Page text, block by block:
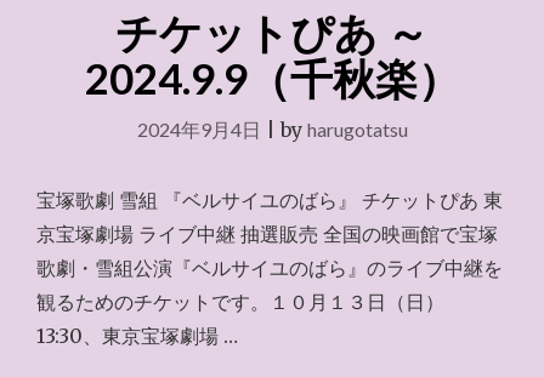
チケットぴあ ～
2024.9.9（千秋楽）
2024年9月4日 |by harugotatsu
宝塚歌劇 雪組 『ベルサイユのばら』 チケットぴあ 東
京宝塚劇場 ライブ中継 抽選販売 全国の映画館で宝塚
歌劇・雪組公演『ベルサイユのばら』のライブ中継を
観るためのチケットです。１０月１３日（日）
13:30、東京宝塚劇場 …